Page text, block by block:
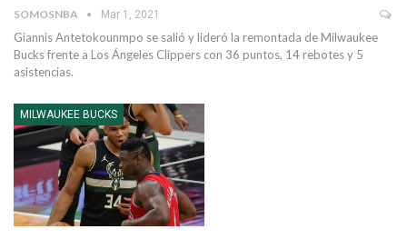
SOMOSNBA Mar 1, 2021
Giannis Antetokounmpo se salió y lideró la remontada de Milwaukee
Bucks frente a Los Ángeles Clippers con 36 puntos, 14 rebotes y 5
asistencias.
MILWAUKEE BUCKS